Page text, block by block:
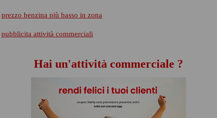
prezzo benzina più basso in zona
pubblicita attività commerciali
Hai un'attività commerciale ?